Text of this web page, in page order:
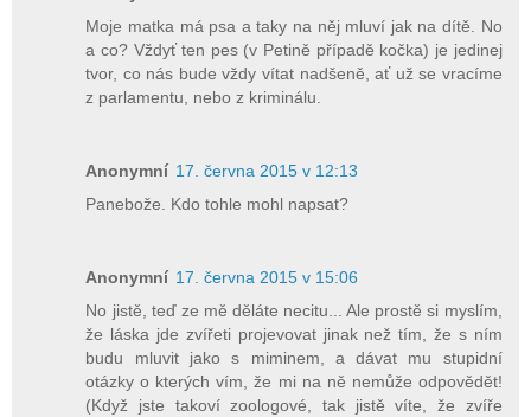
Moje matka má psa a taky na něj mluví jak na dítě. No
a co? Vždyť ten pes (v Petině případě kočka) je jedinej
tvor, co nás bude vždy vítat nadšeně, ať už se vracíme
z parlamentu, nebo z kriminálu.
Anonymní 17. června 2015 v 12:13
Panebože. Kdo tohle mohl napsat?
Anonymní 17. června 2015 v 15:06
No jistě, teď ze mě děláte necitu... Ale prostě si myslím,
že láska jde zvířeti projevovat jinak než tím, že s ním
budu mluvit jako s miminem, a dávat mu stupidní
otázky o kterých vím, že mi na ně nemůže odpovědět!
(Když jste takoví zoologové, tak jistě víte, že zvíře